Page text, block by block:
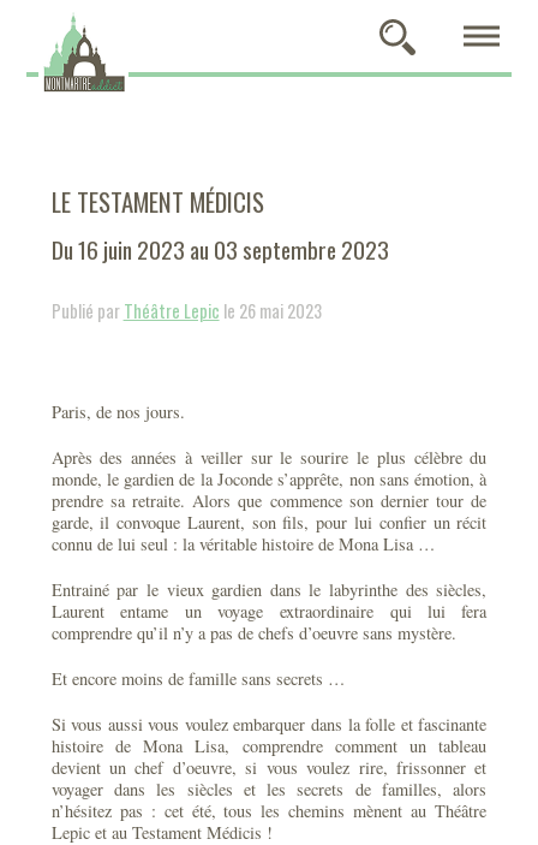
LE TESTAMENT MÉDICIS
Du 16 juin 2023 au 03 septembre 2023
Publié parThéâtre Lepic le 26 mai 2023
Paris, de nos jours.
Après des années à veiller sur le sourire le plus célèbre du
monde, le gardien de la Joconde s’apprête, non sans émotion, à
prendre sa retraite. Alors que commence son dernier tour de
garde, il convoque Laurent, son fils, pour lui confier un récit
connu de lui seul : la véritable histoire de Mona Lisa …
Entrainé par le vieux gardien dans le labyrinthe des siècles,
Laurent entame un voyage extraordinaire qui lui fera
comprendre qu’il n’y a pas de chefs d’oeuvre sans mystère.
Et encore moins de famille sans secrets …
Si vous aussi vous voulez embarquer dans la folle et fascinante
histoire de Mona Lisa, comprendre comment un tableau
devient un chef d’oeuvre, si vous voulez rire, frissonner et
voyager dans les siècles et les secrets de familles, alors
n’hésitez pas : cet été, tous les chemins mènent au Théâtre
Lepic et au Testament Médicis !